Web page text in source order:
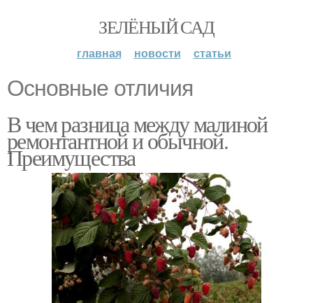
ЗЕЛЁНЫЙ САД
главная новости статьи
Основные отличия
В чем разница между малиной
ремонтантной и обычной.
Преимущества